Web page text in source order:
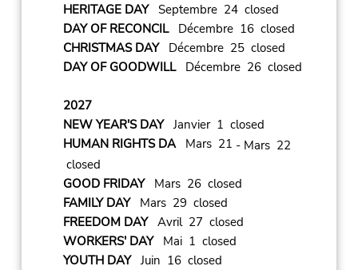
HERITAGE DAYSeptembre 24 closed
DAY OF RECONCILDécembre 16 closed
CHRISTMAS DAYDécembre 25 closed
DAY OF GOODWILLDécembre 26 closed
2027
NEW YEAR'S DAYJanvier 1 closed
HUMAN RIGHTS DAMars 21 - Mars 22
closed
GOOD FRIDAYMars 26 closed
FAMILY DAYMars 29 closed
FREEDOM DAYAvril 27 closed
WORKERS' DAYMai 1 closed
YOUTH DAYJuin 16 closed